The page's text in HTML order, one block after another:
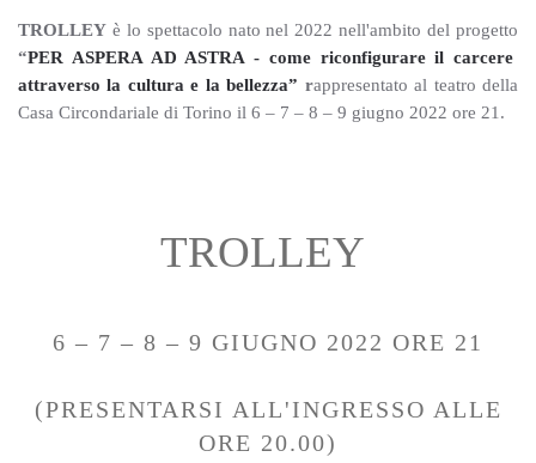
TROLLEY è lo spettacolo nato nel 2022 nell'ambito del progetto
“PER ASPERA AD ASTRA - come riconfigurare il carcere
attraverso la cultura e la bellezza” rappresentato al teatro della
Casa Circondariale di Torino il 6 – 7 – 8 – 9 giugno 2022 ore 21.
TROLLEY
6 – 7 – 8 – 9 GIUGNO 2022 ORE 21
(PRESENTARSI ALL'INGRESSO ALLE
ORE 20.00)